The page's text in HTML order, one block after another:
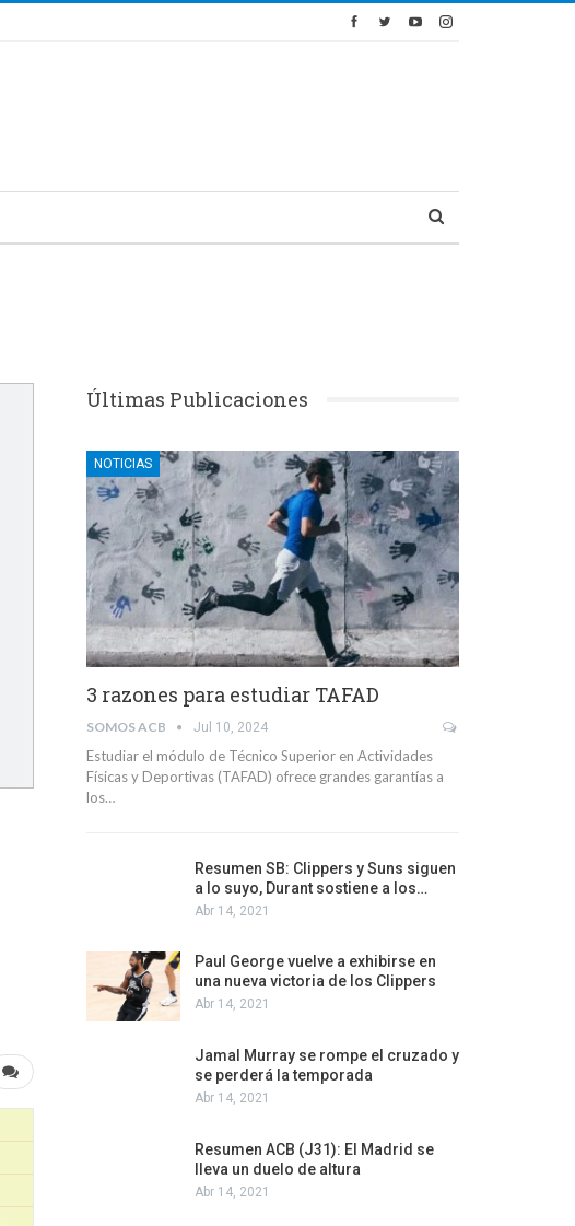
Últimas Publicaciones
NOTICIAS
3 razones para estudiar TAFAD
SOMOS ACB Jul 10, 2024
Estudiar el módulo de Técnico Superior en Actividades
Físicas y Deportivas (TAFAD) ofrece grandes garantías a
los…
Resumen SB: Clippers y Suns siguen
a lo suyo, Durant sostiene a los…
Abr 14, 2021
Paul George vuelve a exhibirse en
una nueva victoria de los Clippers
Abr 14, 2021
Jamal Murray se rompe el cruzado y
se perderá la temporada
Abr 14, 2021
Resumen ACB (J31): El Madrid se
lleva un duelo de altura
Abr 14, 2021